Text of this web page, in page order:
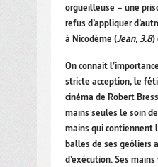
orgueilleuse – une
refus d’appliquer
à Nicodème (Jean, 3.8)
On connait
stricte acception, le
cinéma de Robert
mains seules le soin
mains qui contiennent
balles de ses geôliers
d’exécution. Ses